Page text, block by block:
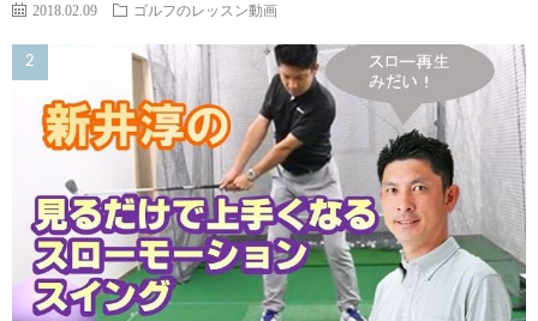
2018.02.09 ゴルフのレッスン動画